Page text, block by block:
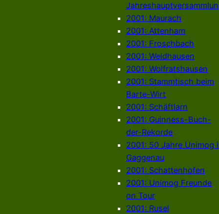
2001: Maurach
2001: Attenham
2001: Froschbach
2001: Weidhausen
2001: Wolfratshausen
2001: Stammtisch beim
Barte-Wirt
2001: Schäftlarn
2001: Guinness-Buch-
der-Rekorde
2001: 50 Jahre Unimog
Gaggenau
2001: Schattenhofen
2001: Unimog Freunde
on Tour
2001: Rusel